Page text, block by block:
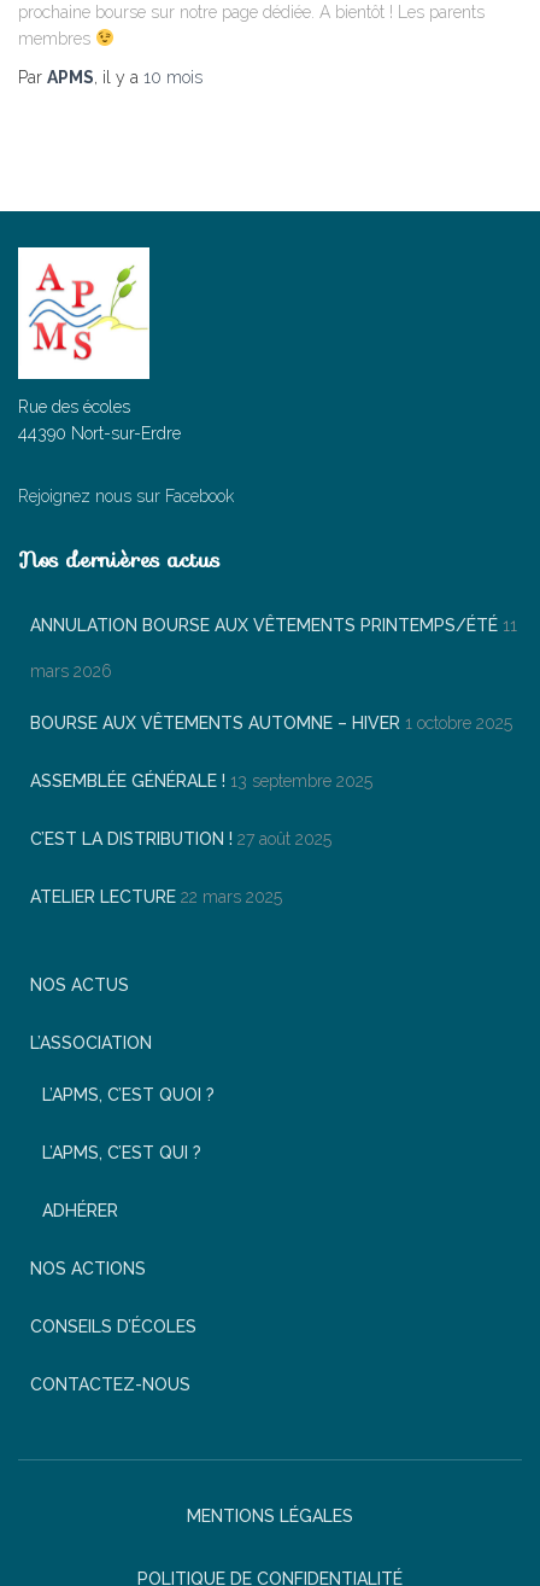
prochaine bourse sur notre page dédiée. A bientôt ! Les parents
membres
Par APMS, il y a 10 mois
Rue des écoles
44390 Nort-sur-Erdre
Rejoignez nous sur Facebook
Nos dernières actus
ANNULATION BOURSE AUX VÊTEMENTS PRINTEMPS/ÉTÉ 11
mars 2026
BOURSE AUX VÊTEMENTS AUTOMNE – HIVER 1 octobre 2025
ASSEMBLÉE GÉNÉRALE ! 13 septembre 2025
C’EST LA DISTRIBUTION ! 27 août 2025
ATELIER LECTURE 22 mars 2025
NOS ACTUS
L’ASSOCIATION
L’APMS, C’EST QUOI ?
L’APMS, C’EST QUI ?
ADHÉRER
NOS ACTIONS
CONSEILS D’ÉCOLES
CONTACTEZ-NOUS
MENTIONS LÉGALES
POLITIQUE DE CONFIDENTIALITÉ